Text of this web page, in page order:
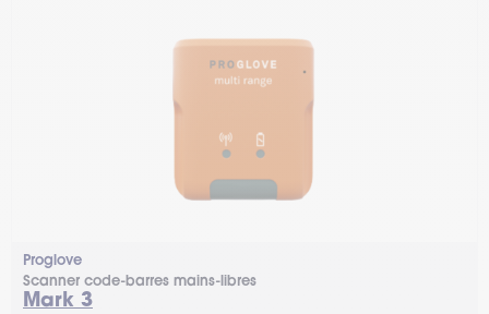
Proglove
Scanner code-barres mains-libres
Mark 3